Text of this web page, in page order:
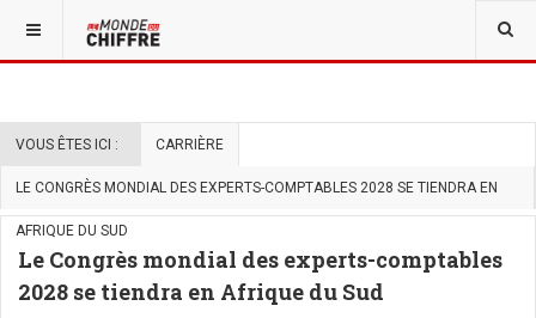
VOUS ÊTES ICI : CARRIÈRE
LE CONGRÈS MONDIAL DES EXPERTS-COMPTABLES 2028 SE TIENDRA EN
AFRIQUE DU SUD
Le Congrès mondial des experts-comptables
2028 se tiendra en Afrique du Sud